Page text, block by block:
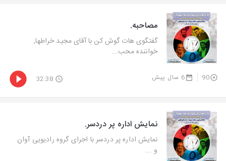
مصاحبه.
گفتگوی هات گوش كن با آقای مجید خراطها,
خواننده محب...
90 6 سال پیش 32:38
نمایش اداره پر دردسر.
نمایش اداره پر دردسر با اجرای گروه رادیویی آوان
و ...